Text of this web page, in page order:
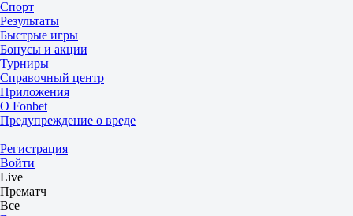
Спорт
Результаты
Быстрые игры
Бонусы и акции
Турниры
Справочный центр
Приложения
О Fonbet
Предупреждение о вреде
Регистрация
Войти
Live
Прематч
Все